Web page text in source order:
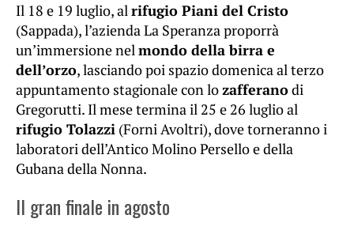
Il 18 e 19 luglio, alrifugio Piani del Cristo
(Sappada), l’azienda La Speranza proporrà
un’immersione nelmondo della birra e
dell’orzo, lasciando poi spazio domenica al terzo
appuntamento stagionale con lozafferanodi
Gregorutti. Il mese termina il 25 e 26 luglio al
rifugio Tolazzi (Forni Avoltri), dove torneranno i
laboratori dell’Antico Molino Persello e della
Gubana della Nonna.
Il gran finale in agosto